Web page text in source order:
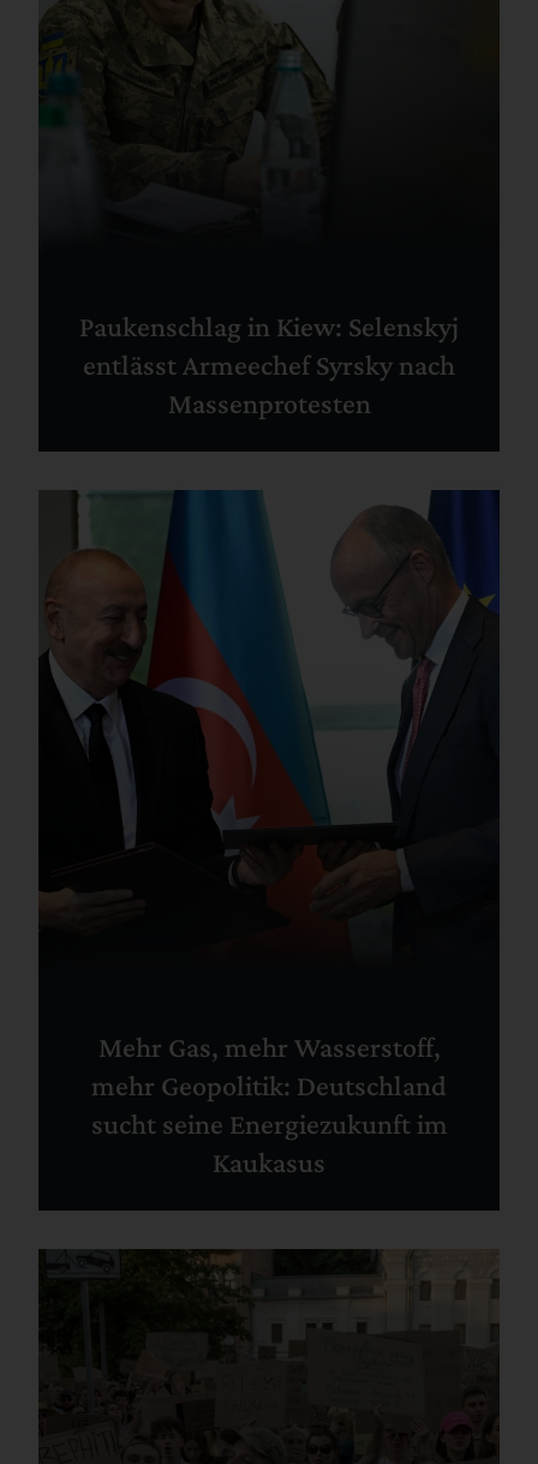
Paukenschlag in Kiew: Selenskyj
entlässt Armeechef Syrsky nach
Massenprotesten
Mehr Gas, mehr Wasserstoff,
mehr Geopolitik: Deutschland
sucht seine Energiezukunft im
Kaukasus